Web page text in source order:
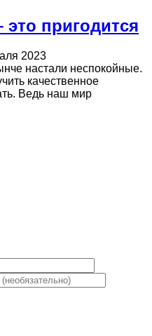
пригодится
2023
настали неспокойные.
качественное
Ведь наш мир